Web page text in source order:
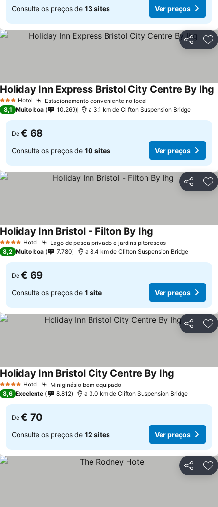
Consulte os preços de 13 sites Ver preços
Partilhar
3 EstrelasHotel Estacionamento conveniente no local
Holiday Inn Express Bristol City Centre By Ihg
8,1 Muito boa 10.269 a 3.1 km de Clifton Suspension Bridge
De € 68
Consulte os preços de 10 sites Ver preços
Partilhar
4 EstrelasHotel Lago de pesca privado e jardins pitorescos
Holiday Inn Bristol - Filton By Ihg
8,2 Muito boa 7.780 a 8.4 km de Clifton Suspension Bridge
De € 69
Consulte os preços de 1 site Ver preços
Partilhar
4 EstrelasHotel Miniginásio bem equipado
Holiday Inn Bristol City Centre By Ihg
8,6 Excelente 8.812 a 3.0 km de Clifton Suspension Bridge
De € 70
Consulte os preços de 12 sites Ver preços
Partilhar